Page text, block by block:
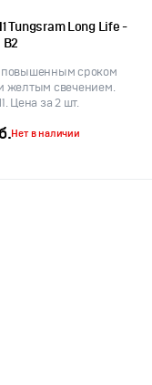
Tungsram Long Life -
B2
сроком
желтым свечением.
Цена за 2 шт.
Нет в наличии